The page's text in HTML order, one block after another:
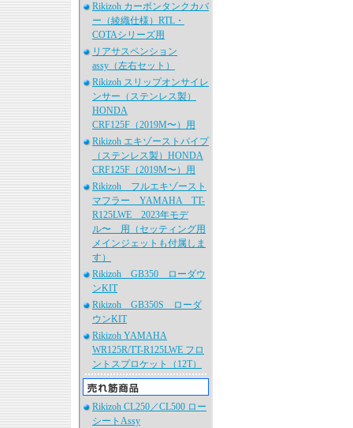
Rikizoh カーボンタンクカバ
ー（綾織仕様）RTL・
COTAシリーズ用
リアサスペンション
assy（左右セット）
Rikizoh スリップオンサイレ
ンサー（ステンレス製）
HONDA
CRF125F（2019M〜）用
Rikizoh エキゾーストパイプ
（ステンレス製）HONDA
CRF125F（2019M〜）用
Rikizoh フルエキゾースト
マフラー YAMAHA TT-
R125LWE 2023年モデ
ル〜 用（セッティング用
メインジェットも付属しま
す）
Rikizoh GB350 ローダウ
ンKIT
Rikizoh GB350S ローダ
ウンKIT
Rikizoh YAMAHA
WR125R/TT-R125LWE フロ
ントスプロケット（12T）
Rikizoh CL250／CL500 ロー
シートAssy